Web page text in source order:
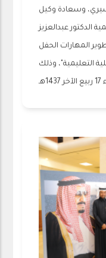
وسعادة وكيل
الدكتور عبدالعزيز
المهارات الحفل
التعليمية"، وذلك